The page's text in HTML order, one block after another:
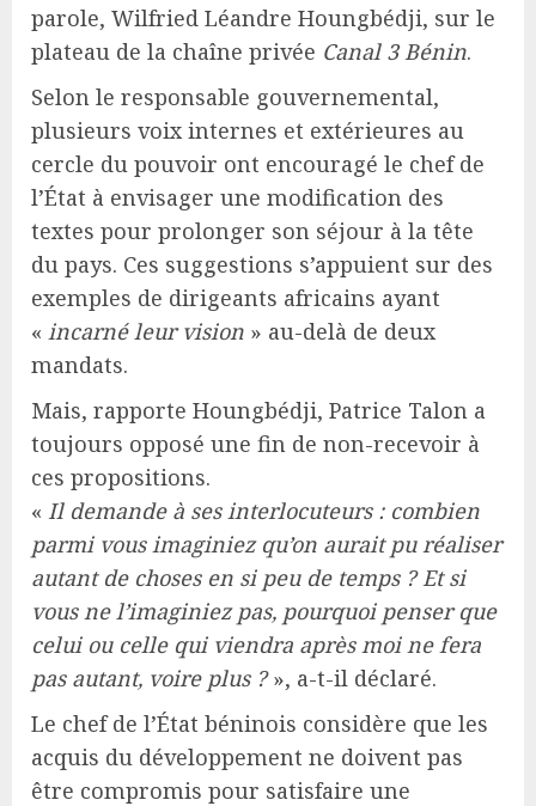
parole, Wilfried Léandre Houngbédji, sur le
plateau de la chaîne privée Canal 3 Bénin.
Selon le responsable gouvernemental,
plusieurs voix internes et extérieures au
cercle du pouvoir ont encouragé le chef de
l’État à envisager une modification des
textes pour prolonger son séjour à la tête
du pays. Ces suggestions s’appuient sur des
exemples de dirigeants africains ayant
« incarné leur vision » au-delà de deux
mandats.
Mais, rapporte Houngbédji, Patrice Talon a
toujours opposé une fin de non-recevoir à
ces propositions.
« Il demande à ses interlocuteurs : combien
parmi vous imaginiez qu’on aurait pu réaliser
autant de choses en si peu de temps ? Et si
vous ne l’imaginiez pas, pourquoi penser que
celui ou celle qui viendra après moi ne fera
pas autant, voire plus ?», a-t-il déclaré.
Le chef de l’État béninois considère que les
acquis du développement ne doivent pas
être compromis pour satisfaire une